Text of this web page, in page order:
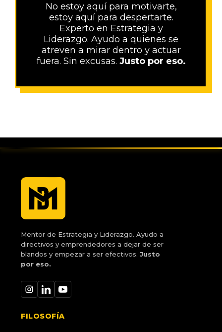
No estoy aquí para motivarte,
estoy aquí para despertarte.
Experto en Estrategia y
Liderazgo. Ayudo a quienes se
atreven a mirar dentro y actuar
fuera. Sin excusas. Justo por eso.
Mentor de Estrategia y Liderazgo. Ayudo a
directivos y emprendedores a dejar de ser
blandos y empezar a ser efectivos.Justo
por eso.
FILOSOFÍA